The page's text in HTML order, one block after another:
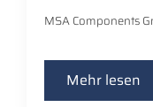
MSA Components
Mehr lesen